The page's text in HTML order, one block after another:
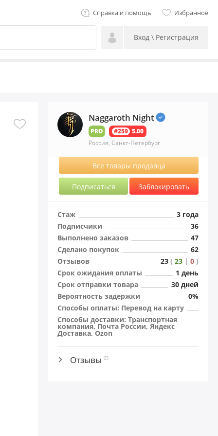
Справка и помощь Избранное
Вход \ Регистрация
Naggaroth Night
PRO #259 5.00
Россия, Санкт-Петербург
Все товары продавца
Подписаться Заблокировать
Стаж
3 года
36
Подписчики
47
Выполнено заказов
62
Сделано покупок
23 ( 23 | 0 )
Отзывов
Cрок ожидания оплаты
1 день
Cрок отправки товара
30 дней
0%
Вероятность задержки
Способы оплаты: Перевод на карту
Способы доставки: Транспортная
компания, Почта России, Яндекс
Доставка, Ozon
Отзывы 23